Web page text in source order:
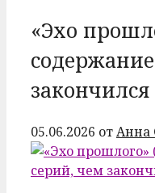
«Эхо
05.06.2026 отАнна